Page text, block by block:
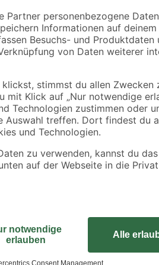
2000 x 600 x 18 mm
43,74€/ m²
52,49 € / Pack
Im Möbelhandel gibt es nichts,
deine eigenen Möbel mit diesem
Sichere dir jetzt dieses Holz und